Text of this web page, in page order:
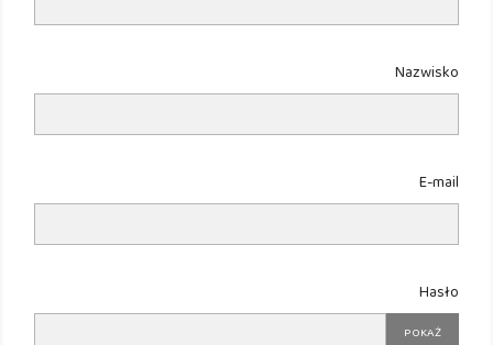
Nazwisko
E-mail
Hasło
POKAŻ